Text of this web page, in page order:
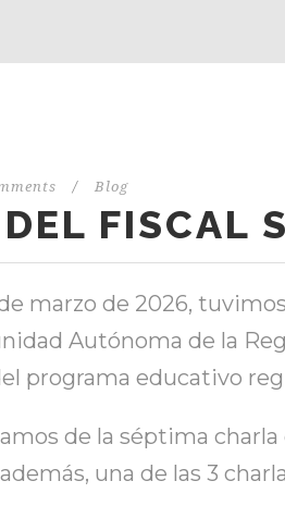
/ Blog
FISCAL
de marzo de 2026,
Autónoma de la
programa educativo
de la séptima
una de las 3